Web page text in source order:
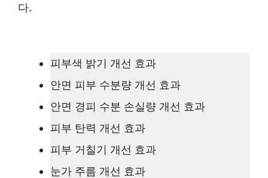
다.
피부색 밝기 개선 효과
안면 피부 수분량 개선 효과
안면 경피 수분 손실량 개선 효과
피부 탄력 개선 효과
피부 거칠기 개선 효과
눈가 주름 개선 효과